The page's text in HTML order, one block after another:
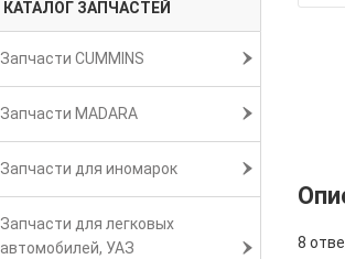
КАТАЛОГ ЗАПЧАСТЕЙ
Запчасти CUMMINS
Запчасти MADARA
Запчасти для иномарок
Запчасти для легковых
автомобилей, УАЗ
8